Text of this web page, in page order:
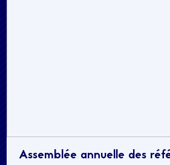
Assemblée annuelle des